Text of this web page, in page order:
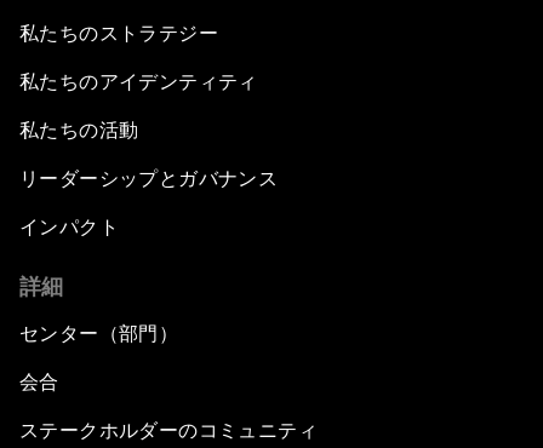
私たちのストラテジー
私たちのアイデンティティ
私たちの活動
リーダーシップとガバナンス
インパクト
詳細
センター（部門）
会合
ステークホルダーのコミュニティ